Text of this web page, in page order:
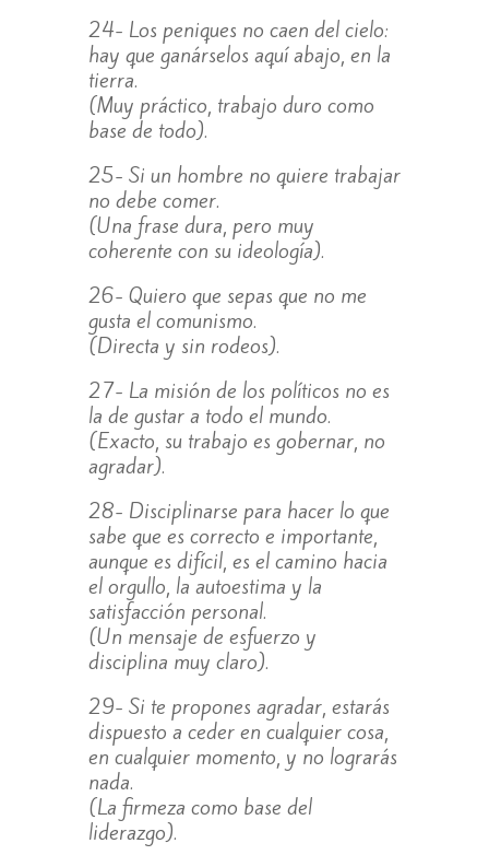
24- Los peniques no caen del cielo:
hay que ganárselos aquí abajo, en la
tierra.
(Muy práctico, trabajo duro como
base de todo).
25- Si un hombre no quiere trabajar
no debe comer.
(Una frase dura, pero muy
coherente con su ideología).
26- Quiero que sepas que no me
gusta el comunismo.
(Directa y sin rodeos).
27- La misión de los políticos no es
la de gustar a todo el mundo.
(Exacto, su trabajo es gobernar, no
agradar).
28- Disciplinarse para hacer lo que
sabe que es correcto e importante,
aunque es difícil, es el camino hacia
el orgullo, la autoestima y la
satisfacción personal.
(Un mensaje de esfuerzo y
disciplina muy claro).
29- Si te propones agradar, estarás
dispuesto a ceder en cualquier cosa,
en cualquier momento, y no lograrás
nada.
(La firmeza como base del
liderazgo).